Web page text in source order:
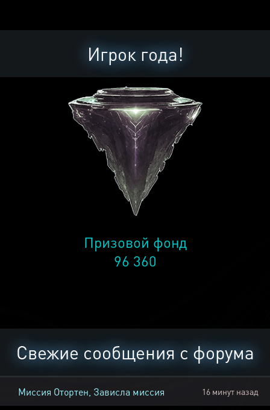
Игрок года!
Призовой фонд
96 360
Свежие сообщения с форума
Миссия Отортен, Зависла миссия 16 минут назад